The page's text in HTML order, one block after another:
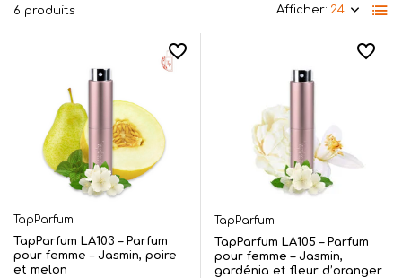
6 produits Afficher:
TapParfum
TapParfum LA103 – Parfum
pour femme – Jasmin, poire
et melon
TapParfum
TapParfum LA105 – Parfum
pour femme – Jasmin,
gardénia et fleur d’oranger